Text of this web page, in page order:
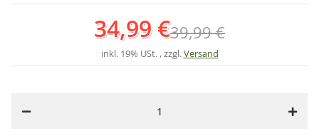
34,99 €39,99 €
inkl. 19% USt. , zzgl.Versand